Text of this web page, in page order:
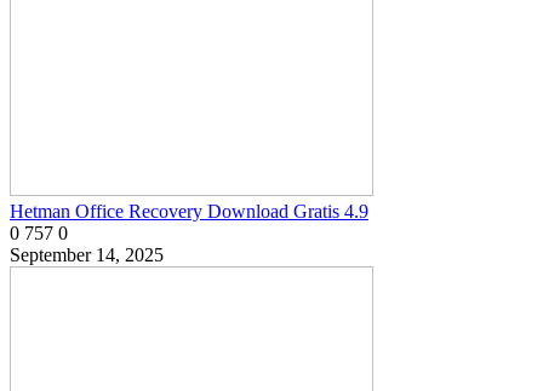
Hetman Office Recovery Download Gratis 4.9
0 757 0
September 14, 2025